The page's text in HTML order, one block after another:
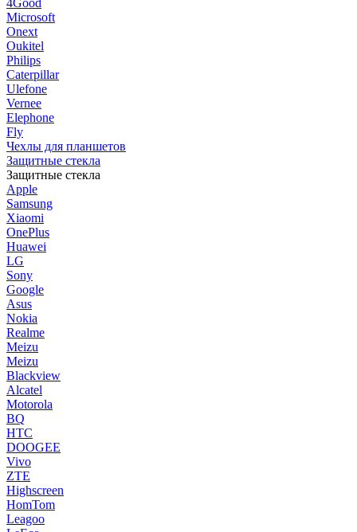
4Good
Microsoft
Onext
Oukitel
Philips
Caterpillar
Ulefone
Vernee
Elephone
Fly
Чехлы для планшетов
Защитные стекла
Защитные стекла
Apple
Samsung
Xiaomi
OnePlus
Huawei
LG
Sony
Google
Asus
Nokia
Realme
Meizu
Meizu
Blackview
Alcatel
Motorola
BQ
HTC
DOOGEE
Vivo
ZTE
Highscreen
HomTom
Leagoo